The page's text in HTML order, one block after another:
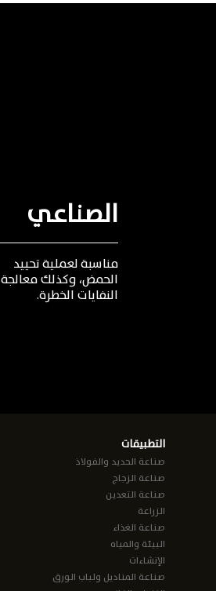
الصناعي
مناسبةلعمليةتحييد
الحمض،وكذلكمعالجة
النفايات الخطرة.
التطبيقات
صناعة الحديد والفولاذ
صناعة الزجاج
صناعة التعدين
الزراعة
صناعة الغذاء
البيئة والمياه
الإنشاءات
صناعة المناديل ولباب الورق